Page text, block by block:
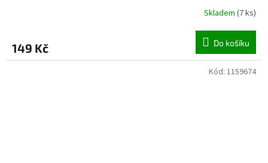
Skladem (7 ks)
149 Kč Do košíku
Kód: 1159674